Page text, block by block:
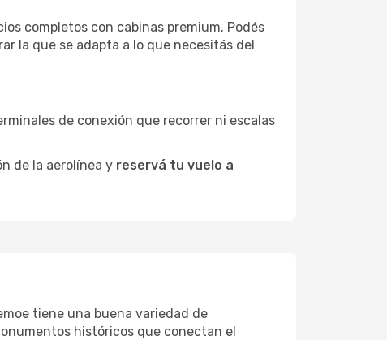
completos con cabinas premium. Podés
la que se adapta a lo que necesitás del
de conexión que recorrer ni escalas
de la aerolínea y reservá tu vuelo a
tiene una buena variedad de
históricos que conectan el